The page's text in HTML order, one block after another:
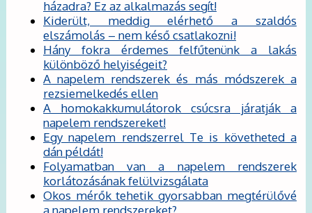
házadra? Ez az alkalmazás segít!
Kiderült, meddig elérhető a szaldós
elszámolás – nem késő csatlakozni!
Hány fokra érdemes felfűtenünk a lakás
különböző helyiségeit?
A napelem rendszerek és más módszerek a
rezsiemelkedés ellen
A homokakkumulátorok csúcsra járatják a
napelem rendszereket!
Egy napelem rendszerrel Te is követheted a
dán példát!
Folyamatban van a napelem rendszerek
korlátozásának felülvizsgálata
Okos mérők tehetik gyorsabban megtérülővé
a napelem rendszereket?